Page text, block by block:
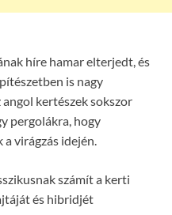
híre hamar elterjedt, és
is nagy
kertészek sokszor
pergolákra, hogy
virágzás idején.
számít a kerti
és hibridjét